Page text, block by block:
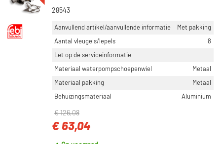
28543
Aanvullend artikel/aanvullende informatie
Met pakking
Aantal vleugels/lepels
8
Let op de serviceinformatie
Materiaal waterpompschoepenwiel
Metaal
Materiaal pakking
Metaal
Behuizingsmateriaal
Aluminium
€ 126,08
€ 63,04